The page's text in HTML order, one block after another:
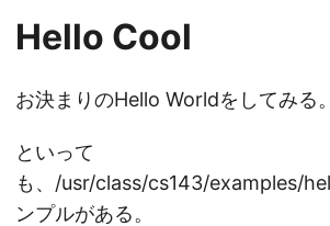
Hello Cool
お決まりのHello Worldをしてみる。
といって
も、/usr/class/cs143/examples/
ンプルがある。